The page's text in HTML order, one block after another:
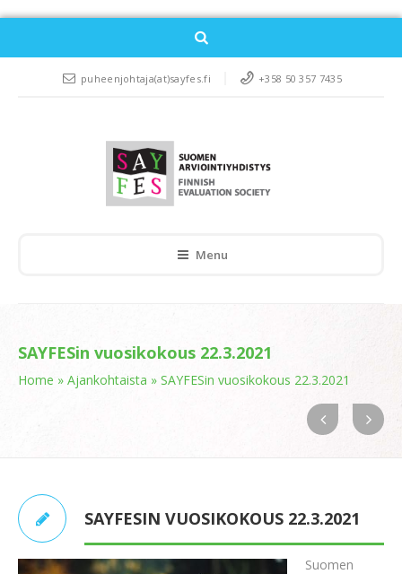
puheenjohtaja(at)sayfes.fi +358 50 357 7435
Menu
SAYFESin vuosikokous 22.3.2021
Home » Ajankohtaista » SAYFESin vuosikokous 22.3.2021
SAYFESIN VUOSIKOKOUS 22.3.2021
Suomen